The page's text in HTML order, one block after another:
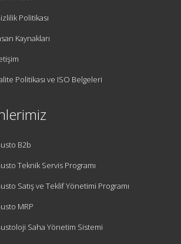
Politikası
Kaynakları
Politikası ve ISO Belgeleri
B2b
Teknik Servis Programı
Satış ve Teklif Yönetimi Programı
MRP
Saha Yönetim Sistemi